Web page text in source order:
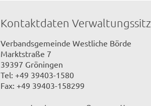
Kontaktdaten Verwaltungssitz
Verbandsgemeinde Westliche Börde
Marktstraße 7
39397 Gröningen
Tel: +49 39403-1580
Fax: +49 39403-158299